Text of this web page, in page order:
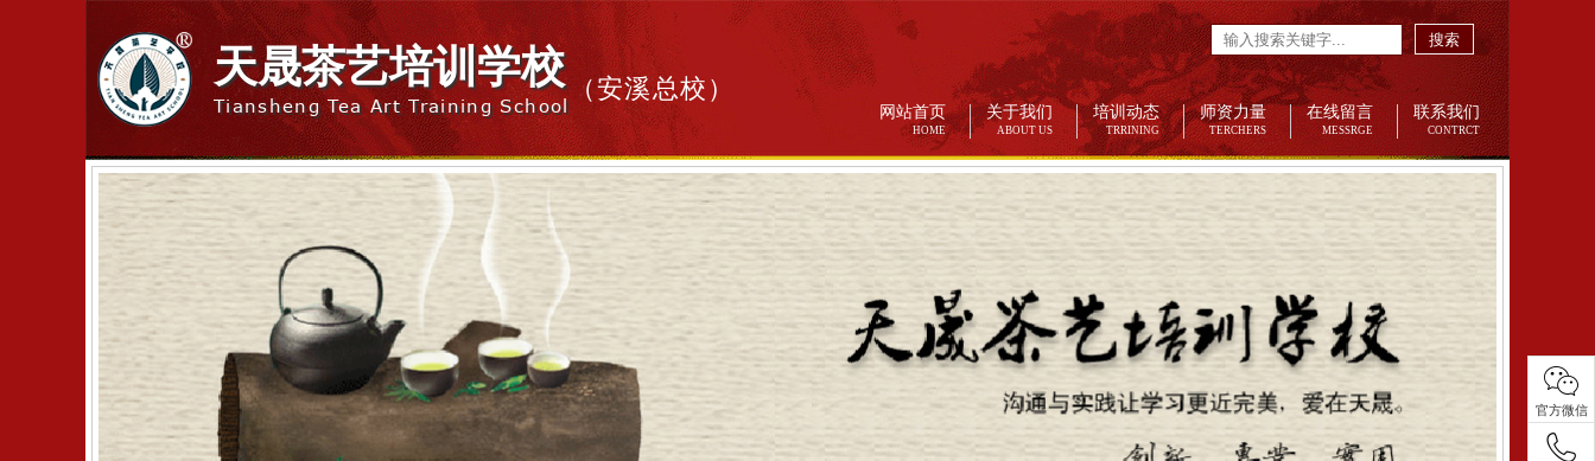
天晟茶艺培训学校
Tiansheng Tea Art Training School
（安溪总校）
网站首页
HOME
关于我们
ABOUT US
培训动态
TRRINING
师资力量
TERCHERS
在线留言
MESSRGE
联系我们
CONTRCT
搜索
官方微信